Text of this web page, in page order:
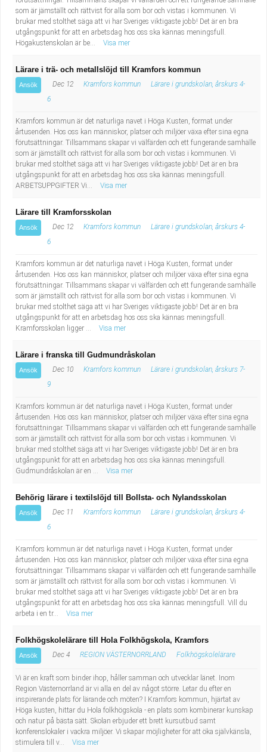
som är jämställt och rättvist för alla som bor och vistas i kommunen. Vi
brukar med stolthet säga att vi har Sveriges viktigaste jobb! Det är en bra
utgångspunkt för att en arbetsdag hos oss ska kännas meningsfull.
Högakustenskolan är be...
Visa mer
Lärare i trä- och metallslöjd till Kramfors kommun
Ansök Dec 12 Kramfors kommun
Lärare i grundskolan, årskurs 4-
6
Kramfors kommun är det naturliga navet i Höga Kusten, format under
årtusenden. Hos oss kan människor, platser och miljöer växa efter sina egna
förutsättningar. Tillsammans skapar vi välfärden och ett fungerande samhälle
som är jämställt och rättvist för alla som bor och vistas i kommunen. Vi
brukar med stolthet säga att vi har Sveriges viktigaste jobb! Det är en bra
utgångspunkt för att en arbetsdag hos oss ska kännas meningsfull.
ARBETSUPPGIFTER Vi...
Visa mer
Lärare till Kramforsskolan
Ansök Dec 12 Kramfors kommun
Lärare i grundskolan, årskurs 4-
6
Kramfors kommun är det naturliga navet i Höga Kusten, format under
årtusenden. Hos oss kan människor, platser och miljöer växa efter sina egna
förutsättningar. Tillsammans skapar vi välfärden och ett fungerande samhälle
som är jämställt och rättvist för alla som bor och vistas i kommunen. Vi
brukar med stolthet säga att vi har Sveriges viktigaste jobb! Det är en bra
utgångspunkt för att en arbetsdag hos oss ska kännas meningsfull.
Kramforsskolan ligger ...
Visa mer
Lärare i franska till Gudmundråskolan
Ansök Dec 10 Kramfors kommun
Lärare i grundskolan, årskurs 7-
9
Kramfors kommun är det naturliga navet i Höga Kusten, format under
årtusenden. Hos oss kan människor, platser och miljöer växa efter sina egna
förutsättningar. Tillsammans skapar vi välfärden och ett fungerande samhälle
som är jämställt och rättvist för alla som bor och vistas i kommunen. Vi
brukar med stolthet säga att vi har Sveriges viktigaste jobb! Det är en bra
utgångspunkt för att en arbetsdag hos oss ska kännas meningsfull.
Gudmundråskolan är en ...
Visa mer
Behörig lärare i textilslöjd till Bollsta- och Nylandsskolan
Ansök Dec 11 Kramfors kommun
Lärare i grundskolan, årskurs 4-
6
Kramfors kommun är det naturliga navet i Höga Kusten, format under
årtusenden. Hos oss kan människor, platser och miljöer växa efter sina egna
förutsättningar. Tillsammans skapar vi välfärden och ett fungerande samhälle
som är jämställt och rättvist för alla som bor och vistas i kommunen. Vi
brukar med stolthet säga att vi har Sveriges viktigaste jobb! Det är en bra
utgångspunkt för att en arbetsdag hos oss ska kännas meningsfull. Vill du
arbeta i en tr...
Visa mer
Folkhögskolelärare till Hola Folkhögskola, Kramfors
Ansök Dec 4 REGION VÄSTERNORRLAND Folkhögskolelärare
Vi är en kraft som binder ihop, håller samman och utvecklar länet. Inom
Region Västernorrland är vi alla en del av något större. Letar du efter en
inspirerande plats för lärande och möten? I Kramfors kommun, hjärtat av
Höga kusten, hittar du Hola folkhögskola - en plats som kombinerar kunskap
och natur på bästa sätt. Skolan erbjuder ett brett kursutbud samt
konferenslokaler i vackra miljöer. Vi skapar möjligheter för att öka självkänsla,
stimulera till v...
Visa mer